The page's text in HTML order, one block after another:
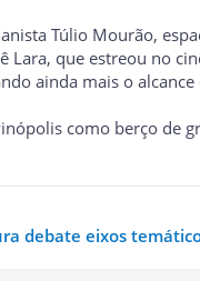
Túlio Mourão,
que estreou no
ainda mais o alcance
como berço de
debate eixos